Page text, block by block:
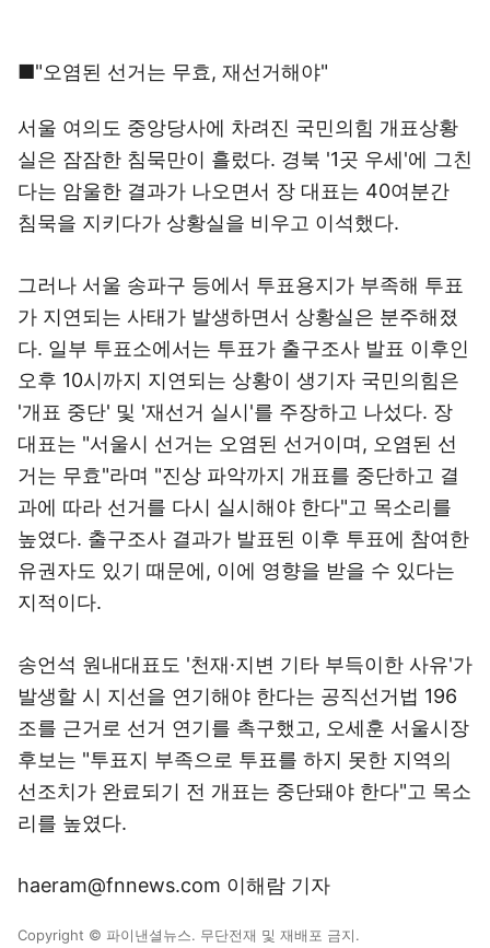
■"오염된 선거는 무효, 재선거해야"
서울 여의도 중앙당사에 차려진 국민의힘 개표상황
실은 잠잠한 침묵만이 흘렀다. 경북 '1곳 우세'에 그친
다는 암울한 결과가 나오면서 장 대표는 40여분간
침묵을 지키다가 상황실을 비우고 이석했다.
그러나 서울 송파구 등에서 투표용지가 부족해 투표
가 지연되는 사태가 발생하면서 상황실은 분주해졌
다. 일부 투표소에서는 투표가 출구조사 발표 이후인
오후 10시까지 지연되는 상황이 생기자 국민의힘은
'개표 중단' 및 '재선거 실시'를 주장하고 나섰다. 장
대표는 "서울시 선거는 오염된 선거이며, 오염된 선
거는 무효"라며 "진상 파악까지 개표를 중단하고 결
과에 따라 선거를 다시 실시해야 한다"고 목소리를
높였다. 출구조사 결과가 발표된 이후 투표에 참여한
유권자도 있기 때문에, 이에 영향을 받을 수 있다는
지적이다.
송언석 원내대표도 '천재·지변 기타 부득이한 사유'가
발생할 시 지선을 연기해야 한다는 공직선거법 196
조를 근거로 선거 연기를 촉구했고, 오세훈 서울시장
후보는 "투표지 부족으로 투표를 하지 못한 지역의
선조치가 완료되기 전 개표는 중단돼야 한다"고 목소
리를 높였다.
haeram@fnnews.com 이해람 기자
Copyright © 파이낸셜뉴스. 무단전재 및 재배포 금지.